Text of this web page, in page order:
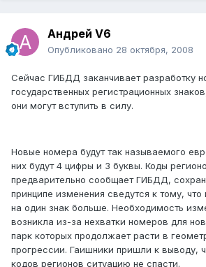
Андрей V6
Опубликовано 28 октября, 2008
Сейчас ГИБДД заканчивает разработку
государственных регистрационных
они могут вступить в силу.
Новые номера будут так называемого
них будут 4 цифры и 3 буквы. Коды
предварительно сообщает ГИБДД,
принципе изменения сведутся к тому, что
на один знак больше. Необходимость
возникла из-за нехватки номеров для
парк которых продолжает расти в
прогрессии. Гаишники пришли к выводу,
кодов регионов ситуацию не спасти.